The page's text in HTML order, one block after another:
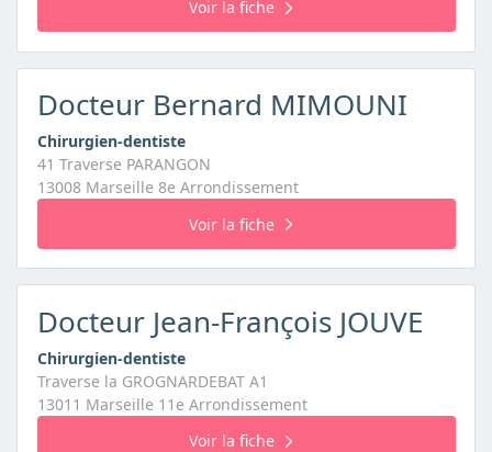
Voir la fiche
Docteur Bernard MIMOUNI
Chirurgien-dentiste
41 Traverse PARANGON
13008 Marseille 8e Arrondissement
Voir la fiche
Docteur Jean-François JOUVE
Chirurgien-dentiste
Traverse la GROGNARDEBAT A1
13011 Marseille 11e Arrondissement
Voir la fiche